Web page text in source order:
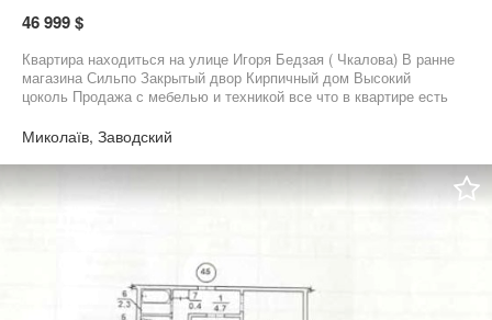
46 999 $
Квартира находиться на улице Игоря Бедзая ( Чкалова) В ранне
магазина Сильпо Закрытый двор Кирпичный дом Высокий
цоколь Продажа с мебелью и техникой все что в квартире есть
мастер спальня с гардеробной и своим сан узлом - проходной
зал и отдельная детская . По факту три комнаты Два сан узла .
Имеется свой подвал . Готовы под программы Видео по запросу
.
Миколаїв, Заводский